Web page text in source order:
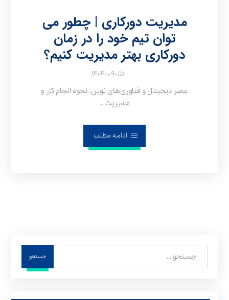
مدیریت دورکاری | چطور می
توان تیم خود را در زمان
دورکاری بهتر مدیریت کنیم؟
۱۴۰۴-۰۹-۱۵
عصر دیجیتال و فناوری‌های نوین، نحوه انجام کار و
مدیریت ...
ادامه مطلب
جستجو